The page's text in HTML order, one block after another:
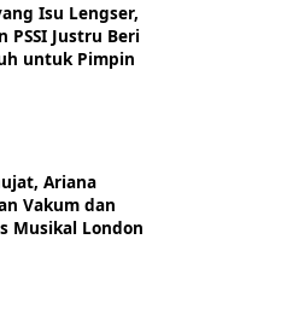
Isu Lengser,
PSSI Justru Beri
untuk Pimpin
Ariana
Vakum dan
Musikal London